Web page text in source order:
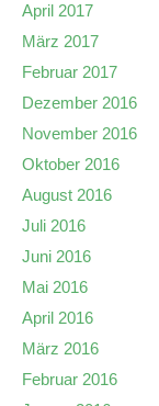
April 2017
März 2017
Februar 2017
Dezember 2016
November 2016
Oktober 2016
August 2016
Juli 2016
Juni 2016
Mai 2016
April 2016
März 2016
Februar 2016